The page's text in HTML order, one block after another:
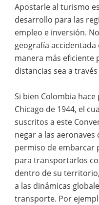
Apostarle al turismo
desarrollo para las
empleo e inversión.
geografía
manera más eficiente
distancias sea a
Si bien Colombia
Chicago de 1944, el
suscritos a este
negar a las aeronaves
permiso de embarcar
para transportarlos
dentro de su
a las dinámicas
transporte. Por